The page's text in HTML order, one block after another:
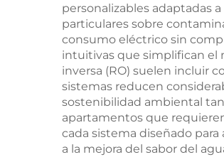
personalizables adaptadas
particulares sobre
consumo eléctrico sin
intuitivas que simplifican el
inversa (RO) suelen incluir
sistemas reducen
sostenibilidad ambiental
apartamentos que
cada sistema diseñado
a la mejora del sabor del